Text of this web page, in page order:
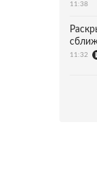
11:38
11:32